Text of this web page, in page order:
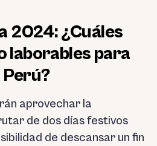
2024: ¿Cuáles
laborables para
aprovechar la
de dos días festivos
de descansar un fin